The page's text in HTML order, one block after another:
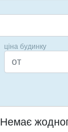
ціна будинку
Немає